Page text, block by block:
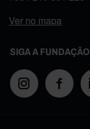
Ver no mapa
SIGA A FUNDAÇÃO